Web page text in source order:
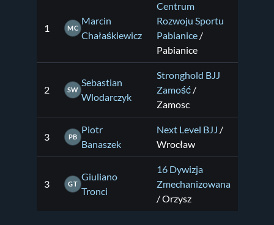
1 MC
Marcin
Chałaśkiewicz
Centrum
Rozwoju Sportu
Pabianice /
Pabianice
2 SW
Sebastian
Wlodarczyk
Stronghold BJJ
Zamość /
Zamosc
3 PB
Piotr
Banaszek
Next Level BJJ /
Wrocław
3 GT
Giuliano
Tronci
16 Dywizja
Zmechanizowana
/ Orzysz